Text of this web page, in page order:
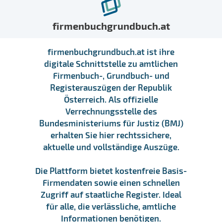
firmenbuchgrundbuch.at
firmenbuchgrundbuch.at ist ihre
digitale Schnittstelle zu amtlichen
Firmenbuch-, Grundbuch- und
Registerauszügen der Republik
Österreich. Als offizielle
Verrechnungsstelle des
Bundesministeriums für Justiz (BMJ)
erhalten Sie hier rechtssichere,
aktuelle und vollständige Auszüge.
Die Plattform bietet kostenfreie Basis-
Firmendaten sowie einen schnellen
Zugriff auf staatliche Register. Ideal
für alle, die verlässliche, amtliche
Informationen benötigen.